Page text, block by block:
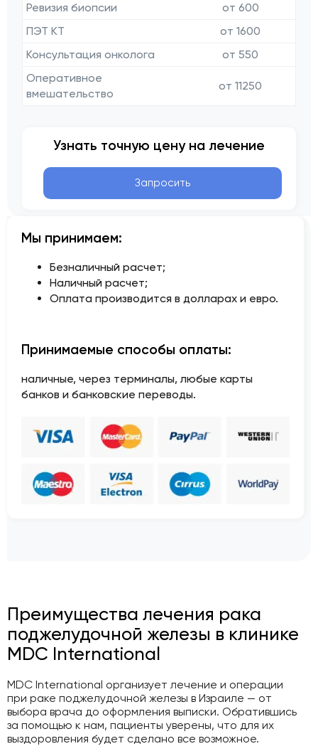
Ревизия биопсии
от 600
ПЭТ КТ
от 1600
Консультация онколога
от 550
Оперативное
вмешательство
от 11250
Узнать точную цену на лечение
Запросить
Мы принимаем:
Безналичный расчет;
Наличный расчет;
Оплата производится в долларах и евро.
Принимаемые способы оплаты:
наличные, через терминалы, любые карты
банков и банковские переводы.
Преимущества лечения рака
поджелудочной железы в клинике
MDC International
MDC International организует лечение и операции
при раке поджелудочной железы в Израиле — от
выбора врача до оформления выписки. Обратившись
за помощью к нам, пациенты уверены, что для их
выздоровления будет сделано все возможное.